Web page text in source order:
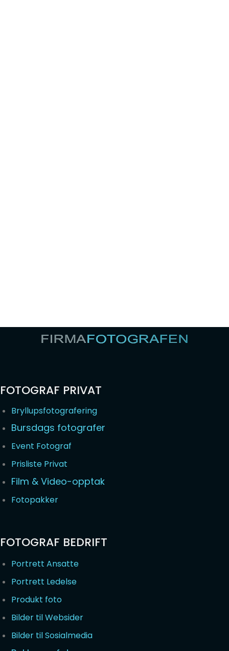
FOTOGRAF PRIVAT
Bryllupsfotografering
Bursdags fotografer
Event Fotograf
Prisliste Privat
Film & Video-opptak
Fotopakker
FOTOGRAF BEDRIFT
Portrett Ansatte
Portrett Ledelse
Produkt foto
Bilder til Websider
Bilder til Sosialmedia